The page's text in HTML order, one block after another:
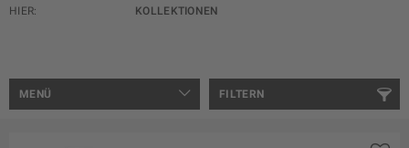
HIER:
KOLLEKTIONEN
FILTERN
MENÜ